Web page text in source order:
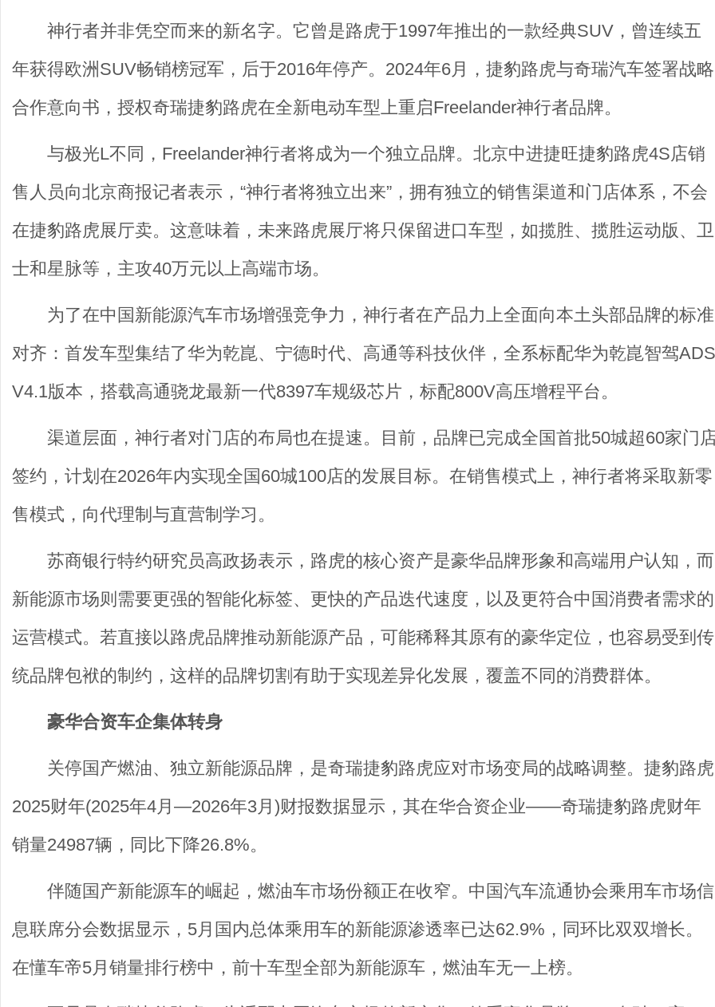
神行者并非凭空而来的新名字。它曾是路虎于1997年推出的一款经典SUV，曾连续五
年获得欧洲SUV畅销榜冠军，后于2016年停产。2024年6月，捷豹路虎与奇瑞汽车签署战略
合作意向书，授权奇瑞捷豹路虎在全新电动车型上重启Freelander神行者品牌。
与极光L不同，Freelander神行者将成为一个独立品牌。北京中进捷旺捷豹路虎4S店销
售人员向北京商报记者表示，“神行者将独立出来”，拥有独立的销售渠道和门店体系，不会
在捷豹路虎展厅卖。这意味着，未来路虎展厅将只保留进口车型，如揽胜、揽胜运动版、卫
士和星脉等，主攻40万元以上高端市场。
为了在中国新能源汽车市场增强竞争力，神行者在产品力上全面向本土头部品牌的标准
对齐：首发车型集结了华为乾崑、宁德时代、高通等科技伙伴，全系标配华为乾崑智驾ADS
V4.1版本，搭载高通骁龙最新一代8397车规级芯片，标配800V高压增程平台。
渠道层面，神行者对门店的布局也在提速。目前，品牌已完成全国首批50城超60家门
签约，计划在2026年内实现全国60城100店的发展目标。在销售模式上，神行者将采取新零
售模式，向代理制与直营制学习。
苏商银行特约研究员高政扬表示，路虎的核心资产是豪华品牌形象和高端用户认知，而
新能源市场则需要更强的智能化标签、更快的产品迭代速度，以及更符合中国消费者需求的
运营模式。若直接以路虎品牌推动新能源产品，可能稀释其原有的豪华定位，也容易受到传
统品牌包袱的制约，这样的品牌切割有助于实现差异化发展，覆盖不同的消费群体。
豪华合资车企集体转身
关停国产燃油、独立新能源品牌，是奇瑞捷豹路虎应对市场变局的战略调整。捷豹路虎
2025财年(2025年4月—2026年3月)财报数据显示，其在华合资企业——奇瑞捷豹路虎财年
销量24987辆，同比下降26.8%。
伴随国产新能源车的崛起，燃油车市场份额正在收窄。中国汽车流通协会乘用车市场信
息联席分会数据显示，5月国内总体乘用车的新能源渗透率已达62.9%，同环比双双增长。
在懂车帝5月销量排行榜中，前十车型全部为新能源车，燃油车无一上榜。